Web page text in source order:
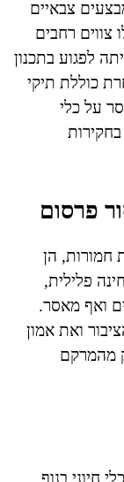
צבאיים
צווים רחבים
לפגוע בתכנון
כוללת תיקי
על כלי
פרסום
חמורות, הן
פלילית,
ואף מאסר.
ואת אמון
מהמרקם
חיוני בנוף